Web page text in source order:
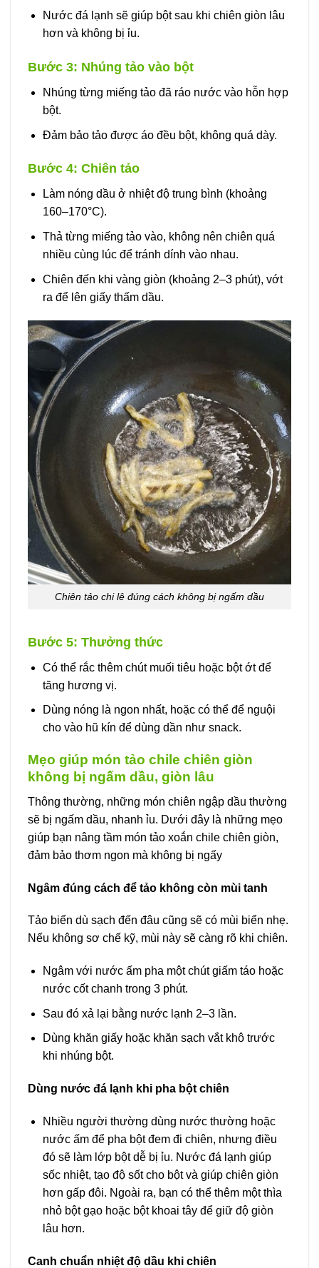
Nước đá lạnh sẽ giúp bột sau khi chiên giòn lâu
hơn và không bị ỉu.
Bước 3: Nhúng tảo vào bột
Nhúng từng miếng tảo đã ráo nước vào hỗn hợp
bột.
Đảm bảo tảo được áo đều bột, không quá dày.
Bước 4: Chiên tảo
Làm nóng dầu ở nhiệt độ trung bình (khoảng
160–170°C).
Thả từng miếng tảo vào, không nên chiên quá
nhiều cùng lúc để tránh dính vào nhau.
Chiên đến khi vàng giòn (khoảng 2–3 phút), vớt
ra để lên giấy thấm dầu.
Chiên tảo chi lê đúng cách không bị ngấm dầu
Bước 5: Thưởng thức
Có thể rắc thêm chút muối tiêu hoặc bột ớt để
tăng hương vị.
Dùng nóng là ngon nhất, hoặc có thể để nguội
cho vào hũ kín để dùng dần như snack.
Mẹo giúp món tảo chile chiên giòn
không bị ngấm dầu, giòn lâu
Thông thường, những món chiên ngập dầu thường
sẽ bị ngấm dầu, nhanh ỉu. Dưới đây là những mẹo
giúp bạn nâng tầm món tảo xoắn chile chiên giòn,
đảm bảo thơm ngon mà không bị ngấy
Ngâm đúng cách để tảo không còn mùi tanh
Tảo biển dù sạch đến đâu cũng sẽ có mùi biển nhẹ.
Nếu không sơ chế kỹ, mùi này sẽ càng rõ khi chiên.
Ngâm với nước ấm pha một chút giấm táo hoặc
nước cốt chanh trong 3 phút.
Sau đó xả lại bằng nước lạnh 2–3 lần.
Dùng khăn giấy hoặc khăn sạch vắt khô trước
khi nhúng bột.
Dùng nước đá lạnh khi pha bột chiên
Nhiều người thường dùng nước thường hoặc
nước ấm để pha bột đem đi chiên, nhưng điều
đó sẽ làm lớp bột dễ bị ỉu. Nước đá lạnh giúp
sốc nhiệt, tạo độ sốt cho bột và giúp chiên giòn
hơn gấp đôi. Ngoài ra, bạn có thể thêm một thìa
nhỏ bột gạo hoặc bột khoai tây để giữ độ giòn
lâu hơn.
Canh chuẩn nhiệt độ dầu khi chiên